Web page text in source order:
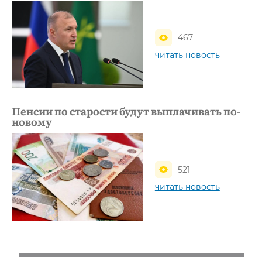
467
читать новость
Пенсии по старости будут выплачивать по-
новому
521
читать новость